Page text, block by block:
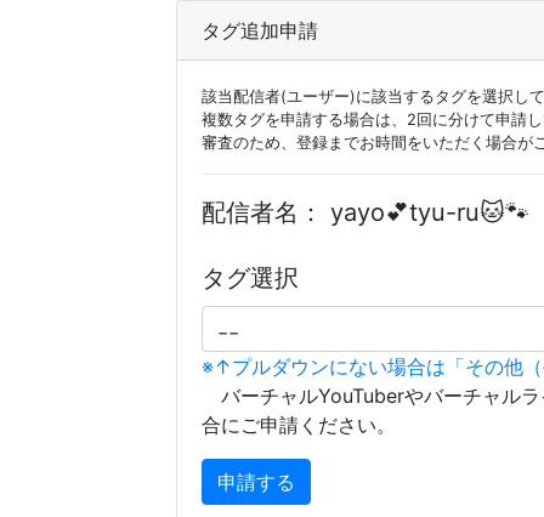
タグ追加申請
該当配信者(ユーザー)に該当するタグを選択し
複数タグを申請する場合は、2回に分けて申請
審査のため、登録までお時間をいただく場合が
配信者名： yayo💕tyu-ru🐱🐾
タグ選択
※↑プルダウンにない場合は「その他
バーチャルYouTuberやバーチャル
合にご申請ください。
申請する